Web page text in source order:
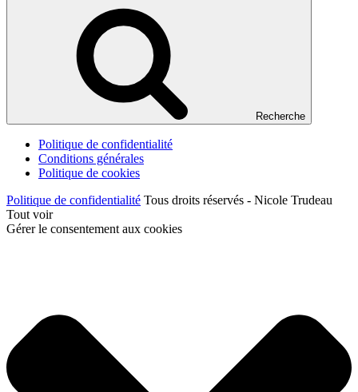
Recherche
Politique de confidentialité
Conditions générales
Politique de cookies
Politique de confidentialité Tous droits réservés - Nicole Trudeau
Tout voir
Gérer le consentement aux cookies